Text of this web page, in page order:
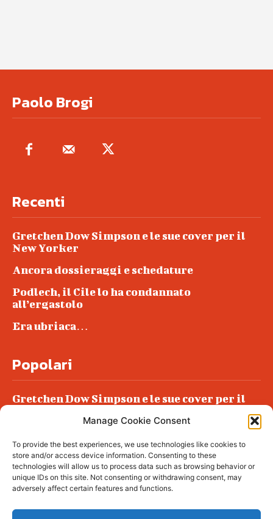
Manage Cookie Consent
To provide the best experiences, we use technologies like cookies to
store and/or access device information. Consenting to these
technologies will allow us to process data such as browsing behavior or
unique IDs on this site. Not consenting or withdrawing consent, may
adversely affect certain features and functions.
Paolo Brogi
Recenti
Gretchen Dow Simpson e le sue cover per il
New Yorker
Ancora dossieraggi e schedature
Podlech, il Cile lo ha condannato
all’ergastolo
Era ubriaca…
Popolari
Gretchen Dow Simpson e le sue cover per il
Podlech, il Cile lo ha condannato
all’ergastolo
Era ubriaca…